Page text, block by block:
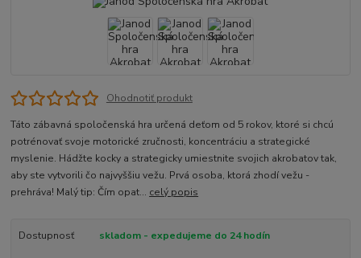
Ohodnotiť produkt
Táto zábavná spoločenská hra určená deťom od 5 rokov, ktoré si chcú
potrénovať svoje motorické zručnosti, koncentráciu a strategické
myslenie. Hádžte kocky a strategicky umiestnite svojich akrobatov tak,
aby ste vytvorili čo najvyššiu vežu. Prvá osoba, ktorá zhodí vežu -
prehráva! Malý tip: Čím opat... celý popis
Dostupnosť skladom - expedujeme do 24 hodín